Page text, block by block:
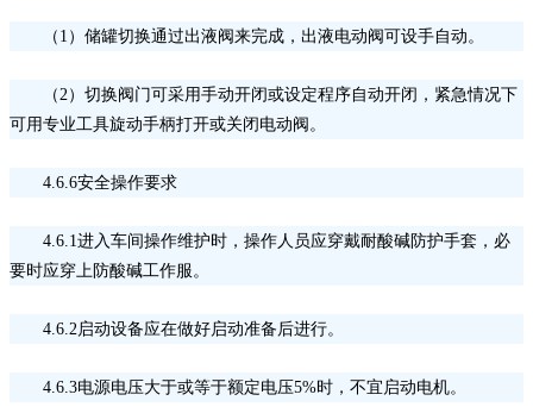
（ 1）储罐切换通过出液阀来完成，出液电动阀可设手自动。
（ 2）切换阀门可采用手动开闭或设定程序自动开闭，紧急情况下
可用专业工具旋动手柄打开或关闭电动阀。
4.6.6安全操作要求
4.6.1进入车间操作维护时，操作人员应穿戴耐酸碱防护手套，必
要时应穿上防酸碱工作服。
4.6.2启动设备应在做好启动准备后进行。
4.6.3电源电压大于或等于额定电压5%时，不宜启动电机。